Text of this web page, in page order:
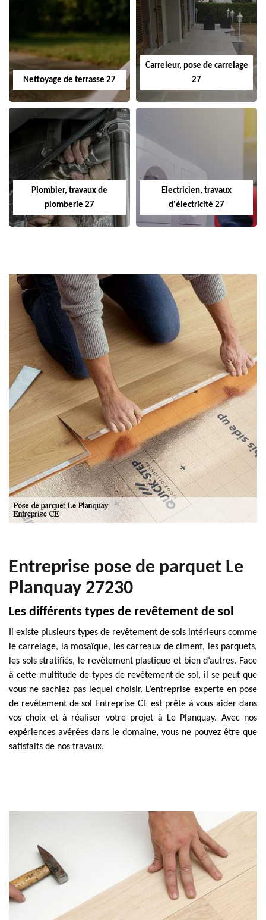
Nettoyage de terrasse 27
Carreleur, pose de carrelage
27
Plombier, travaux de
plomberie 27
Electricien, travaux
d'électricité 27
Entreprise pose de parquet Le
Planquay 27230
Les différents types de revêtement de sol
Il existe plusieurs types de revêtement de sols intérieurs comme
le carrelage, la mosaïque, les carreaux de ciment, les parquets,
les sols stratifiés, le revêtement plastique et bien d’autres. Face
à cette multitude de types de revêtement de sol, il se peut que
vous ne sachiez pas lequel choisir. L’entreprise experte en pose
de revêtement de sol Entreprise CE est prête à vous aider dans
vos choix et à réaliser votre projet à Le Planquay. Avec nos
expériences avérées dans le domaine, vous ne pouvez être que
satisfaits de nos travaux.